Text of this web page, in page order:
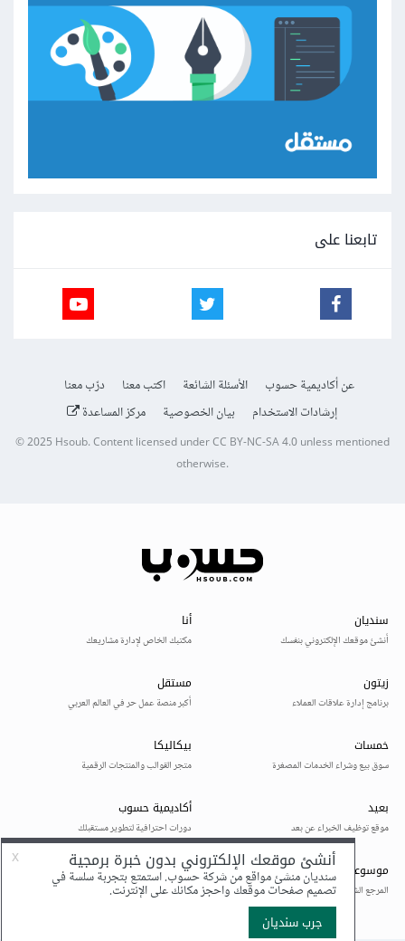
تابعنا على
عن أكاديمية حسوب الأسئلة الشائعة اكتب معنا
درّب معنا
إرشادات الاستخدام
بيان الخصوصية مركز المساعدة
© 2025Hsoub.Content licensed underCC BY-NC-SA 4.0unless mentioned
otherwise.